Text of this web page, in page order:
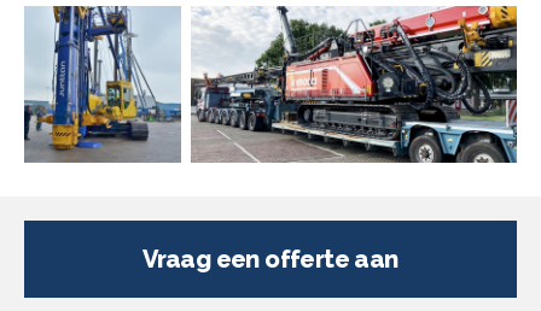
Vraag een offerte aan